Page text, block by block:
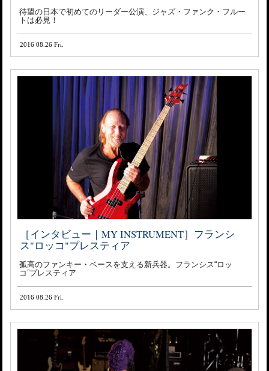
待望の日本で初めてのリーダー公演、ジャズ・ファンク・フルー
トは必見！
2016 08.26 Fri.
［インタビュー｜MY INSTRUMENT］フランシ
ス"ロッコ"プレスティア
孤高のファンキー・ベースを支える新兵器。フランシス“ロッ
コ”プレスティア
2016 08.26 Fri.